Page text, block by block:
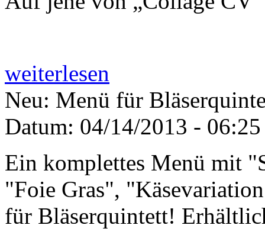
weiterlesen
Neu: Menü für
Datum: 04/14/2013 - 06:25
Ein komplettes Menü mit
"Foie Gras",
für Bläserquintett!